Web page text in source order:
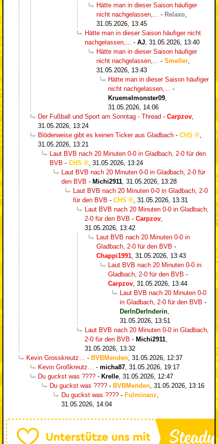
Hätte man in dieser Saison häufiger
nicht nachgelassen,...
- Relaxo
31.05.2026, 13:45
Hätte man in dieser Saison häufiger nicht
nachgelassen,...
- AJ 31.05.2026, 13:40
Hätte man in dieser Saison häufiger
nicht nachgelassen,...
- Smeller
31.05.2026, 13:43
Hätte man in dieser Saison häufiger
nicht nachgelassen,...
-
Kruemelmonster09
31.05.2026, 14:06
Der Fußball und Sport am Sonntag - Thread - Carpzov
31.05.2026, 13:24
Blöderweise gibt es keinen Ticker aus Gladbach - CHS
31.05.2026, 13:21
Laut BVB nach 20 Minuten 0-0 in Gladbach, 2-0 für den
BVB - CHS
31.05.2026, 13:24
Laut BVB nach 20 Minuten 0-0 in Gladbach, 2-0 für
den BVB - Michi2911 31.05.2026, 13:28
Laut BVB nach 20 Minuten 0-0 in Gladbach, 2-0
für den BVB - CHS
31.05.2026, 13:31
Laut BVB nach 20 Minuten 0-0 in Gladbach,
2-0 für den BVB - Carpzov
31.05.2026, 13:42
Laut BVB nach 20 Minuten 0-0 in
Gladbach, 2-0 für den BVB -
Chappi1991 31.05.2026, 13:43
Laut BVB nach 20 Minuten 0-0 in
Gladbach, 2-0 für den BVB -
Carpzov 31.05.2026, 13:44
Laut BVB nach 20 Minuten 0-0
in Gladbach, 2-0 für den BVB -
DerInDerInderin
31.05.2026, 13:51
Laut BVB nach 20 Minuten 0-0 in Gladbach,
2-0 für den BVB - Michi2911
31.05.2026, 13:32
Kevin Grosskreutz…
- BVBMenden 31.05.2026, 12:37
Kevin Großkreutz…
- micha87 31.05.2026, 19:17
Du guckst was ???? - Krelle 31.05.2026, 12:47
Du guckst was ???? - BVBMenden 31.05.2026, 13:16
Du guckst was ???? - Fulminanz
31.05.2026, 14:04